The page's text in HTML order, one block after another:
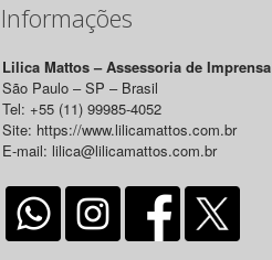
Informações
Lilica Mattos – Assessoria de Imprensa
São Paulo – SP – Brasil
Tel: +55 (11) 99985-4052
Site: https://www.lilicamattos.com.br
E-mail: lilica@lilicamattos.com.br